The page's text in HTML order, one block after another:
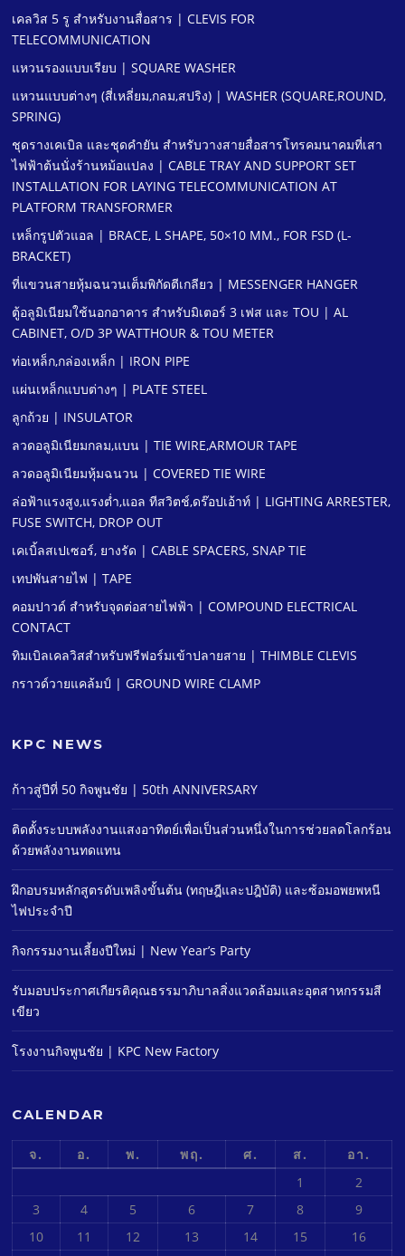
เคลวิส 5 รู สําหรับงานสื่อสาร | CLEVIS FOR
TELECOMMUNICATION
แหวนรองแบบเรียบ | SQUARE WASHER
แหวนแบบต่างๆ (สี่เหลี่ยม,กลม,สปริง) | WASHER (SQUARE,ROUND,
SPRING)
ชุดรางเคเบิล และชุดคํายัน สําหรับวางสายสื่อสารโทรคมนาคมที่เสา
ไฟฟ้าต้นนั่งร้านหม้อแปลง | CABLE TRAY AND SUPPORT SET
INSTALLATION FOR LAYING TELECOMMUNICATION AT
PLATFORM TRANSFORMER
เหล็กรูปตัวแอล | BRACE, L SHAPE, 50×10 MM., FOR FSD (L-
BRACKET)
ที่แขวนสายหุ้มฉนวนเต็มพิกัดตีเกลียว | MESSENGER HANGER
ตู้อลูมิเนียมใช้นอกอาคาร สําหรับมิเตอร์ 3 เฟส และ TOU | AL
CABINET, O/D 3P WATTHOUR & TOU METER
ท่อเหล็ก,กล่องเหล็ก | IRON PIPE
แผ่นเหล็กแบบต่างๆ | PLATE STEEL
ลูกถ้วย | INSULATOR
ลวดอลูมิเนียมกลม,แบน | TIE WIRE,ARMOUR TAPE
ลวดอลูมิเนียมหุ้มฉนวน | COVERED TIE WIRE
ล่อฟ้าแรงสูง,แรงตํ่า,แอล ทีสวิตช์,ดร๊อปเอ้าท์ | LIGHTING ARRESTER,
FUSE SWITCH, DROP OUT
เคเบิ้ลสเปเซอร์, ยางรัด | CABLE SPACERS, SNAP TIE
เทปพันสายไฟ | TAPE
คอมปาวด์ สําหรับจุดต่อสายไฟฟ้า | COMPOUND ELECTRICAL
CONTACT
ทิมเบิลเคลวิสสําหรับฟรีฟอร์มเข้าปลายสาย | THIMBLE CLEVIS
กราวด์วายแคล้มป์ | GROUND WIRE CLAMP
KPC NEWS
ก้าวสู่ปีที่ 50 กิจพูนชัย | 50th ANNIVERSARY
ติดตั้งระบบพลังงานแสงอาทิตย์เพื่อเป็นส่วนหนึ่งในการช่วยลดโลกร้อน
ด้วยพลังงานทดแทน
ฝึกอบรมหลักสูตรดับเพลิงขั้นต้น (ทฤษฎีและปฎิบัติ) และซ้อมอพยพหนี
ไฟประจําปี
กิจกรรมงานเลี้ยงปีใหม่ | New Year’s Party
รับมอบประกาศเกียรติคุณธรรมาภิบาลสิ่งแวดล้อมและอุตสาหกรรมสี
เขียว
โรงงานกิจพูนชัย | KPC New Factory
CALENDAR
จ. อ. พ. พฤ. ศ. ส.
อา.
1
2
3
4 5 6 7 8
9
10
11 12 13 14 15
16